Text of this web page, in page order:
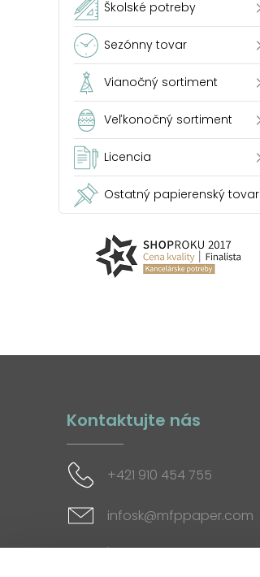
Školské potreby
Sezónny tovar
Vianočný sortiment
Veľkonočný sortiment
Licencia
Ostatný papierenský tovar
Kontaktujte nás
+421 910 454 755
infosk@mfppaper.com
Sociálne siete